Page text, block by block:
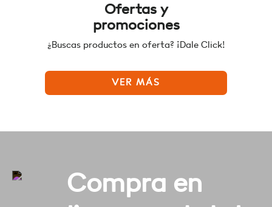
Ofertas y
promociones
¿Buscas productos en oferta? ¡Dale Click!
VER MÁS
Compra en